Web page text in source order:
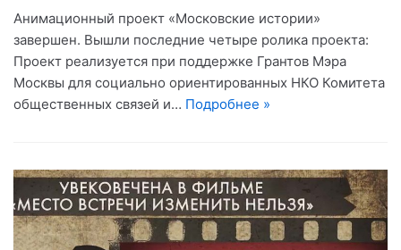
Анимационный проект «Московские истории»
завершен. Вышли последние четыре ролика проекта:
Проект реализуется при поддержке Грантов Мэра
Москвы для социально ориентированных НКО Комитета
общественных связей и… Подробнее »